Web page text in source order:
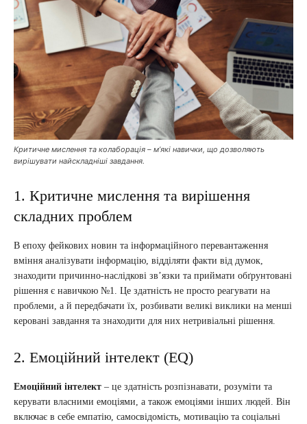
Критичне мислення та колаборація – м’які навички, що дозволяють
вирішувати найскладніші завдання.
1. Критичне мислення та вирішення
складних проблем
В епоху фейкових новин та інформаційного перевантаження
вміння аналізувати інформацію, відділяти факти від думок,
знаходити причинно-наслідкові зв’язки та приймати обґрунтовані
рішення є навичкою №1. Це здатність не просто реагувати на
проблеми, а й передбачати їх, розбивати великі виклики на менші
керовані завдання та знаходити для них нетривіальні рішення.
2. Емоційний інтелект (EQ)
Емоційний інтелект – це здатність розпізнавати, розуміти та
керувати власними емоціями, а також емоціями інших людей. Він
включає в себе емпатію, самосвідомість, мотивацію та соціальні